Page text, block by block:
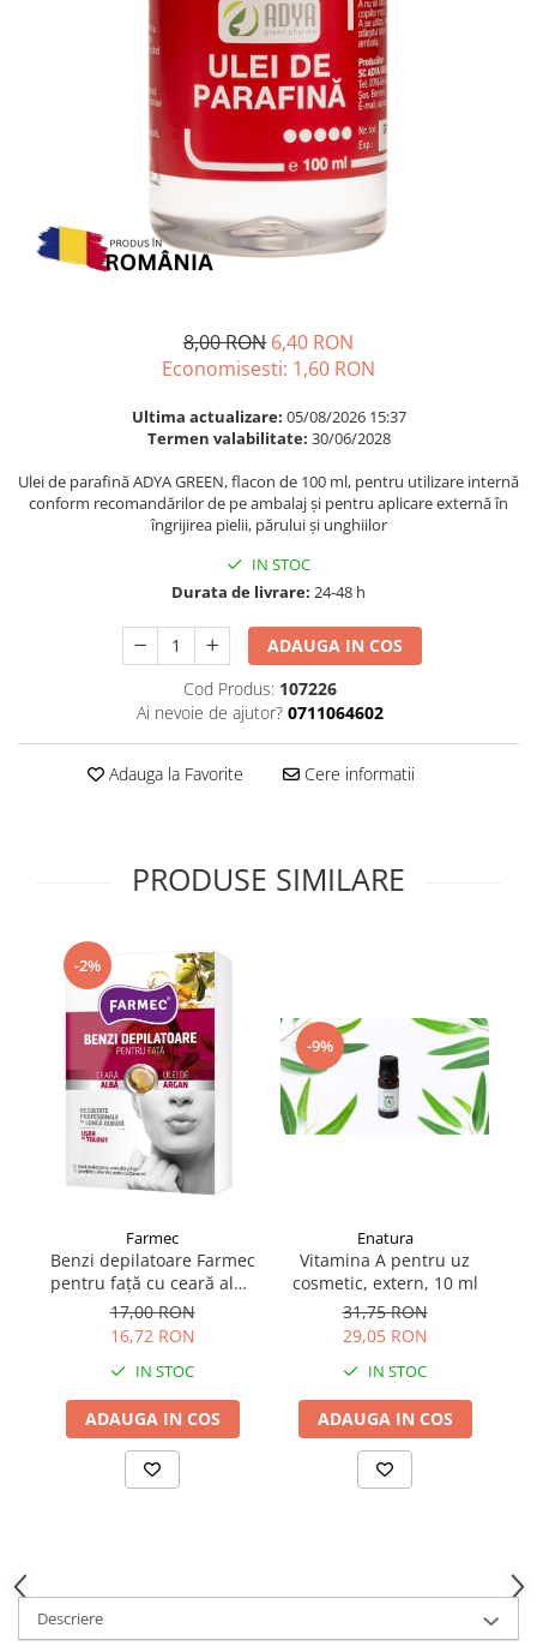
Probiotice si prebiotice
Sanatate urinara
Sistemul respirator
Slabire si control greutate
Supliment Complexe
Supliment Fier
Supliment Magneziu
Supliment Vitamina B
Supliment Vitamina C
Supliment Vitamina E
Supliment Zinc
Tincturi si Gemoderivate
Tuse gat si respiratie
Vitamine si minerale
Balsam masca si tratament
Produse cu SPF Pentru Fata
8,00 RON 6,40 RON
Economisesti: 1,60 RON
Ultima actualizare: 05/08/2026 15:37
Termen valabilitate: 30/06/2028
Ulei de parafină ADYA GREEN, flacon de 100 ml, pentru utilizare internă
conform recomandărilor de pe ambalaj și pentru aplicare externă în
îngrijirea pielii, părului și unghiilor
IN STOC
Durata de livrare: 24-48 h
ADAUGA IN COS
Cod Produs: 107226
Ai nevoie de ajutor? 0711064602
Adauga la Favorite Cere informatii
PRODUSE SIMILARE
-2%
Farmec
Benzi depilatoare Farmec
pentru față cu ceară albă
și argan, 20 bucăți + 2
șervețele
17,00 RON
16,72 RON
IN STOC
ADAUGA IN COS
-9%
Enatura
Vitamina A pentru uz
cosmetic, extern, 10 ml
31,75 RON
29,05 RON
IN STOC
ADAUGA IN COS
Descriere